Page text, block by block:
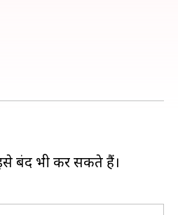
बंद भी कर सकते हैं।